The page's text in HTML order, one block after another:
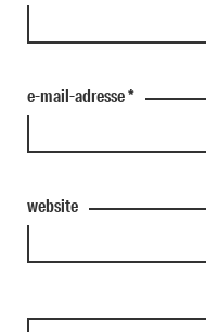
e-mail-adresse*
website